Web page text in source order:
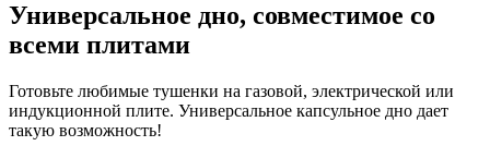
Универсальное дно, совместимое со
всеми плитами
Готовьте любимые тушенки на газовой, электрической или
индукционной плите. Универсальное капсульное дно дает
такую возможность!